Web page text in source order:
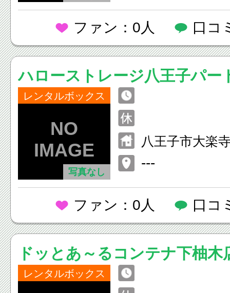
ファン：0人 口コ
ハローストレージ八王子パー
レンタルボックス
写真なし
八王子市大楽
---
ファン：0人 口コ
ドッとあ～るコンテナ下柚木
レンタルボックス